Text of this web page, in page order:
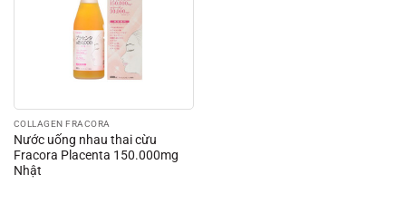
COLLAGEN FRACORA
Nước uống nhau thai cừu
Fracora Placenta 150.000mg
Nhật